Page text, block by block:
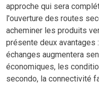
approche qui sera
l'ouverture des routes
acheminer les produits
présente deux
échanges augmentera
économiques, les
secondo, la connectivité